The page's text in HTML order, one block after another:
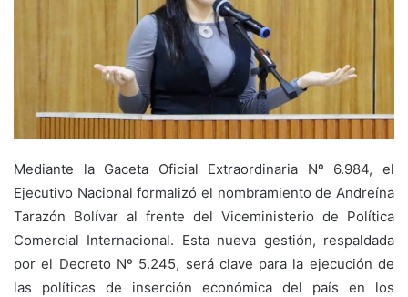
Mediante la Gaceta Oficial Extraordinaria Nº 6.984, el
Ejecutivo Nacional formalizó el nombramiento de Andreína
Tarazón Bolívar al frente del Viceministerio de Política
Comercial Internacional. Esta nueva gestión, respaldada
por el Decreto Nº 5.245, será clave para la ejecución de
las políticas de inserción económica del país en los